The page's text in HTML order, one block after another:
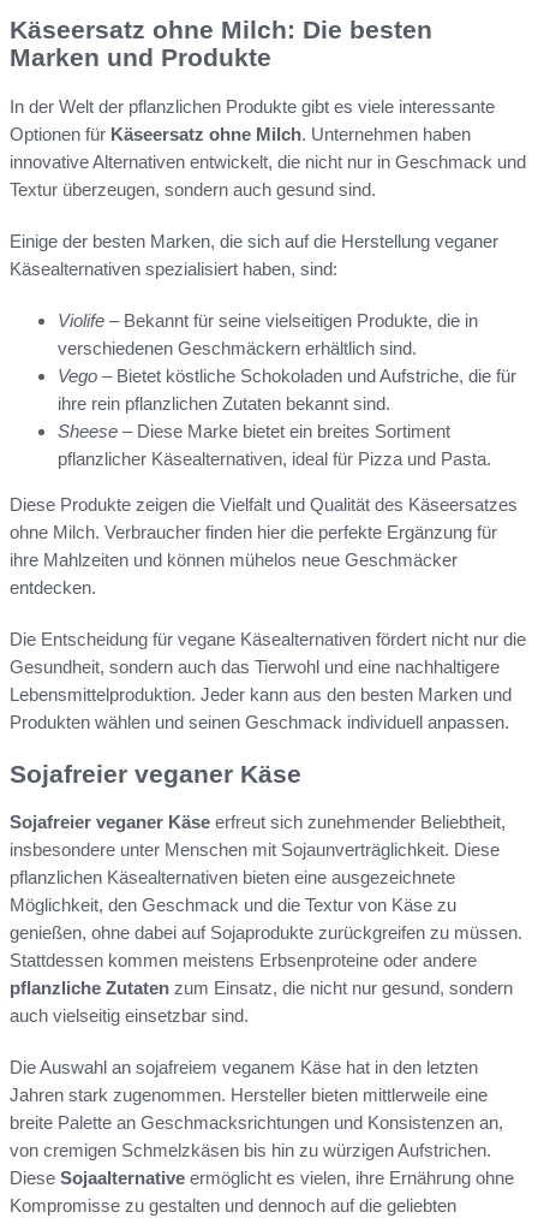
Käseersatz ohne Milch: Die besten
Marken und Produkte
In der Welt der pflanzlichen Produkte gibt es viele interessante
Optionen für Käseersatz ohne Milch. Unternehmen haben
innovative Alternativen entwickelt, die nicht nur in Geschmack und
Textur überzeugen, sondern auch gesund sind.
Einige der besten Marken, die sich auf die Herstellung veganer
Käsealternativen spezialisiert haben, sind:
Violife – Bekannt für seine vielseitigen Produkte, die in
verschiedenen Geschmäckern erhältlich sind.
Vego – Bietet köstliche Schokoladen und Aufstriche, die für
ihre rein pflanzlichen Zutaten bekannt sind.
Sheese – Diese Marke bietet ein breites Sortiment
pflanzlicher Käsealternativen, ideal für Pizza und Pasta.
Diese Produkte zeigen die Vielfalt und Qualität des Käseersatzes
ohne Milch. Verbraucher finden hier die perfekte Ergänzung für
ihre Mahlzeiten und können mühelos neue Geschmäcker
entdecken.
Die Entscheidung für vegane Käsealternativen fördert nicht nur die
Gesundheit, sondern auch das Tierwohl und eine nachhaltigere
Lebensmittelproduktion. Jeder kann aus den besten Marken und
Produkten wählen und seinen Geschmack individuell anpassen.
Sojafreier veganer Käse
Sojafreier veganer Käse erfreut sich zunehmender Beliebtheit,
insbesondere unter Menschen mit Sojaunverträglichkeit. Diese
pflanzlichen Käsealternativen bieten eine ausgezeichnete
Möglichkeit, den Geschmack und die Textur von Käse zu
genießen, ohne dabei auf Sojaprodukte zurückgreifen zu müssen.
Stattdessen kommen meistens Erbsenproteine oder andere
pflanzliche Zutaten zum Einsatz, die nicht nur gesund, sondern
auch vielseitig einsetzbar sind.
Die Auswahl an sojafreiem veganem Käse hat in den letzten
Jahren stark zugenommen. Hersteller bieten mittlerweile eine
breite Palette an Geschmacksrichtungen und Konsistenzen an,
von cremigen Schmelzkäsen bis hin zu würzigen Aufstrichen.
Diese Sojaalternative ermöglicht es vielen, ihre Ernährung ohne
Kompromisse zu gestalten und dennoch auf die geliebten